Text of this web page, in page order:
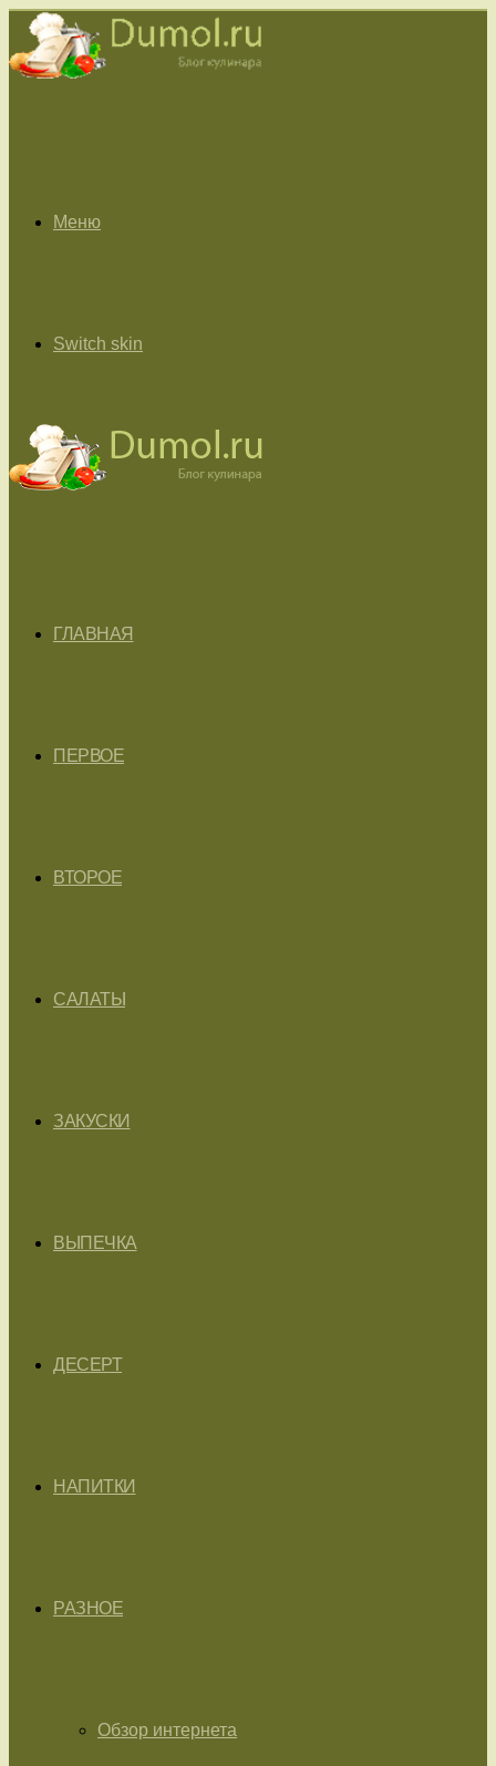
Меню
Switch skin
ГЛАВНАЯ
ПЕРВОЕ
ВТОРОЕ
САЛАТЫ
ЗАКУСКИ
ВЫПЕЧКА
ДЕСЕРТ
НАПИТКИ
РАЗНОЕ
Обзор интернета